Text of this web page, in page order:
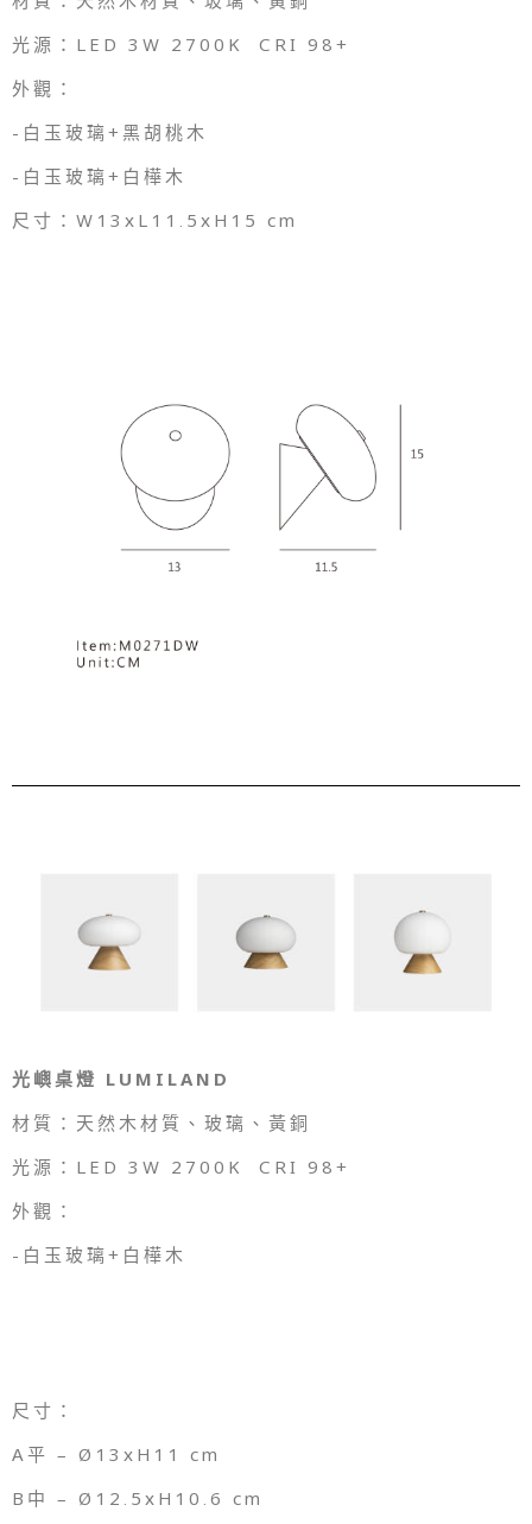
光源：LED 3W 2700K CRI 98+
外觀：
-白玉玻璃+黑胡桃木
-白玉玻璃+白樺木
尺寸：W13xL11.5xH15 cm
光嶼桌燈 LUMILAND
材質：天然木材質、玻璃、黃銅
光源：LED 3W 2700K CRI 98+
外觀：
-白玉玻璃+白樺木
尺寸：
A平 – Ø13xH11 cm
B中 – Ø12.5xH10.6 cm